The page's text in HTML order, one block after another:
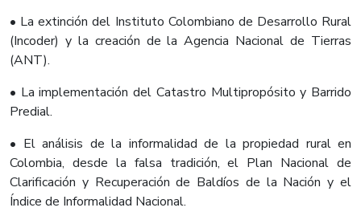
• La extinción del Instituto Colombiano de Desarrollo Rural
(Incoder) y la creación de la Agencia Nacional de Tierras
(ANT).
• La implementación del Catastro Multipropósito y Barrido
Predial.
• El análisis de la informalidad de la propiedad rural en
Colombia, desde la falsa tradición, el Plan Nacional de
Clarificación y Recuperación de Baldíos de la Nación y el
Índice de Informalidad Nacional.